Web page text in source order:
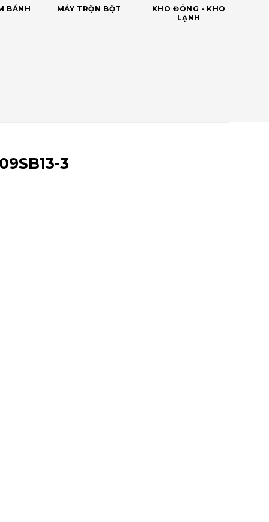
BÁNH MÁY TRỘN BỘT
KHO ĐÔNG - KHO
LẠNH
3